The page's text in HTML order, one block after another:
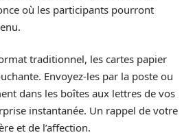
où les participants pourront
traditionnel, les cartes papier
Envoyez-les par la poste ou
dans les boîtes aux lettres de vos
instantanée. Un rappel de votre
et de l’affection.